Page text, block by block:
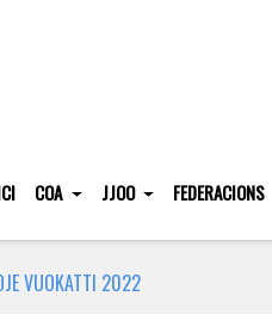
COA JJOO FEDERACIONS
VUOKATTI 2022